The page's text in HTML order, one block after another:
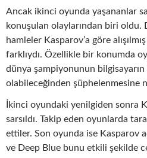
Ancak ikinci oyunda yaşananlar
konuşulan olaylarından biri oldu.
hamleler Kasparov’a göre
farklıydı. Özellikle bir konumda
dünya şampiyonunun bilgisayarın
olabileceğinden şüphelenmesine
İkinci oyundaki yenilgiden sonra
sarsıldı. Takip eden oyunlarda
ettiler. Son oyunda ise Kasparov
ve Deep Blue bunu etkili şekilde